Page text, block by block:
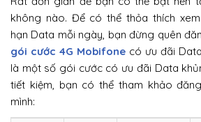
không nào. Để có thể thỏa thích
hạn Data mỗi ngày, bạn đừng quên
gói cước 4G Mobifone có ưu đãi
là một số gói cước có ưu đãi Data
tiết kiệm, bạn có thể tham khảo
mình: